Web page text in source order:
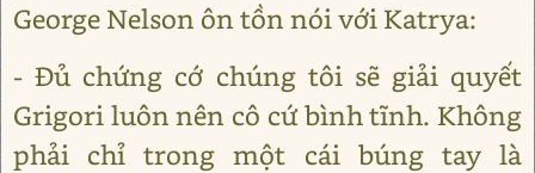
George Nelson ôn tồn nói với Katrya:
- Đủ chứng cớ chúng tôi sẽ giải quyết
Grigori luôn nên cô cứ bình tĩnh. Không
phải chỉ trong một cái búng tay là